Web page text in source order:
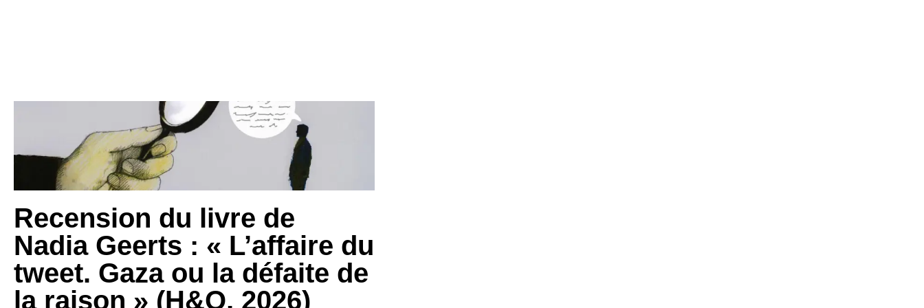
Recension du livre de
Nadia Geerts : « L’affaire du
tweet. Gaza ou la défaite de
la raison » (H&O, 2026)